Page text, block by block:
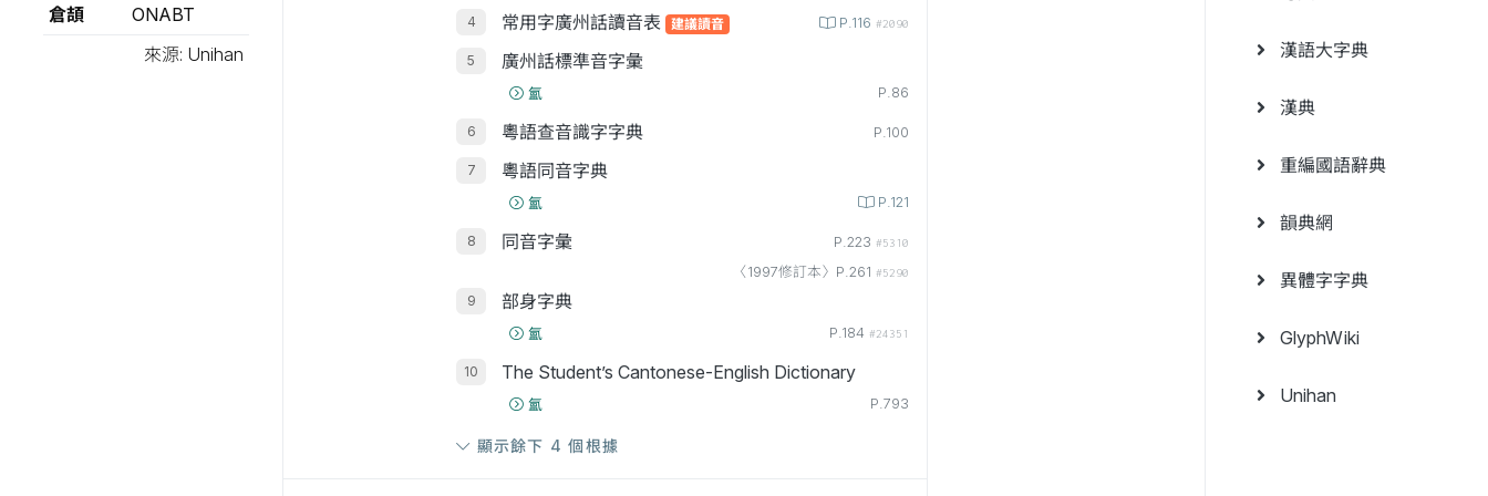
倉頡
ONABT
來源: Unihan
常用字廣州話讀音表 建議讀音 P.116 #2090
廣州話標準音字彙
氳 P.86
粵語查音識字字典 P.100
粵語同音字典
氳 P.121
同音字彙 P.223 #5310
〈1997修訂本〉P.261 #5290
部身字典
氳 P.184 #24351
The Student’s Cantonese-English Dictionary
氳 P.793
顯示餘下 4 個根據
漢語大字典
漢典
重編國語辭典
韻典網
異體字字典
GlyphWiki
Unihan